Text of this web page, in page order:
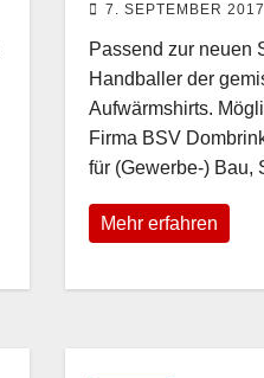
7. SEPTEMBER 2017
Passend zur neuen
Handballer der
Aufwärmshirts.
Firma BSV
für (Gewerbe-) Bau,
Mehr erfahren